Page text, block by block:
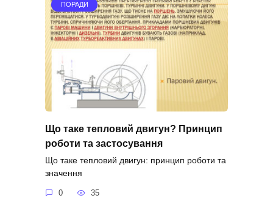
ПОРАДИ
Що таке тепловий двигун? Принцип
роботи та застосування
Що таке тепловий двигун: принцип роботи та
значення
0 35